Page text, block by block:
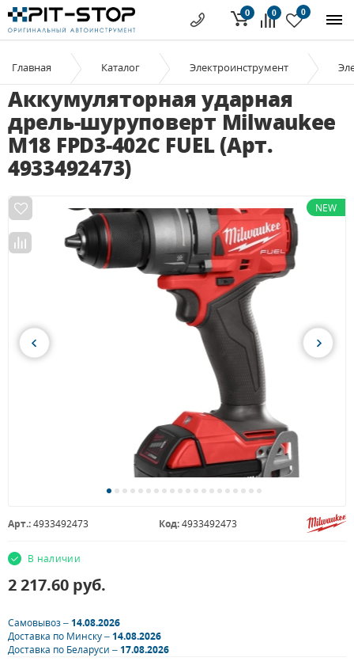
0 0
0
Главная Каталог Электроинструмент
Аккумуляторная ударная
дрель-шуруповерт Milwaukee
M18 FPD3-402C FUEL (Арт.
4933492473)
NEW
Арт.:4933492473 Код:4933492473
В наличии
2 217.60 руб.
Самовывоз –14.08.2026
Доставка по Минску –14.08.2026
Доставка по Беларуси –17.08.2026